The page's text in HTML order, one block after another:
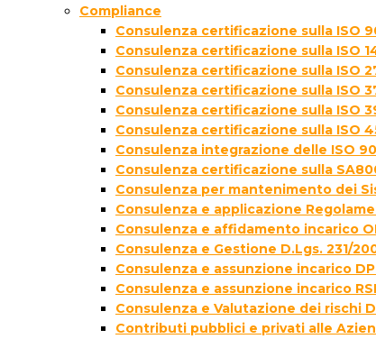
Compliance
Consulenza certificazione sulla ISO
Consulenza certificazione sulla ISO
Consulenza certificazione sulla ISO
Consulenza certificazione sulla ISO
Consulenza certificazione sulla ISO
Consulenza certificazione sulla ISO
Consulenza integrazione delle ISO
Consulenza certificazione sulla
Consulenza per mantenimento dei
Consulenza e applicazione
Consulenza e affidamento incarico
Consulenza e Gestione D.Lgs. 231/
Consulenza e assunzione incarico
Consulenza e assunzione incarico
Consulenza e Valutazione dei rischi
Contributi pubblici e privati alle